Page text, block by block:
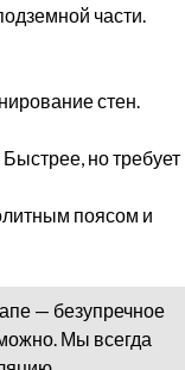
части.
стен.
но требует
поясом и
— безупречное
Мы всегда